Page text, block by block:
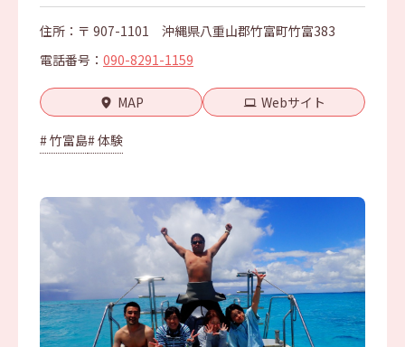
住所：〒 907-1101 沖縄県八重山郡竹富町竹富383
電話番号： 090-8291-1159
MAP Webサイト
# 竹富島# 体験